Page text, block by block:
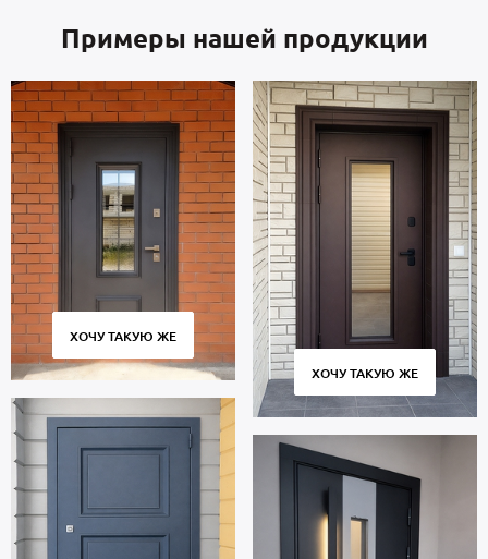
вариантов, представленных на сайте или из
образцов у замерщика.
Створка и короб — стальные листы и многоконтурный профиль
отечественного производства, толщиной 2 мм. Изнутри отделка:
МДФ. Взломостойкие замки входят в комплект.
В полости створки находится теплоизоляция минплита.
Уплотнители по периметру проема: отсутствует для
дополнительной защиты от шума.
Полуторная термодверь с металлобагетом предназначена для
многолетней эксплуатации и сохраняет работоспособность
множества циклов открывания и закрывания. Соблюдение
технологии изготовления, точное соответствие размеров и
качественные петли обеспечивают плотное прилегание полотна
Стоимость указана за стандартный размер 2000х800 мм.
Гарантия 5 лет.
Позвоните в отдел продаж или оставьте заявку на сайте, чтобы
приобрести дверь по габаритам вашего проема. Бесплатный
вызов замерщика. Изготовление от 2 дн. Бережная доставка
собственным транспортом, установка «под ключ».
Примеры нашей продукции
ХОЧУ ТАКУЮ ЖЕ
ХОЧУ ТАКУЮ ЖЕ